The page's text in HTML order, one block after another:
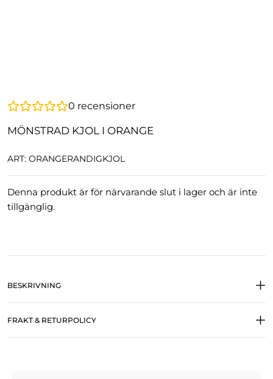
0 recensioner
MÖNSTRAD KJOL I ORANGE
ART: ORANGERANDIGKJOL
Denna produkt är för närvarande slut i lager och är inte
tillgänglig.
BESKRIVNING
FRAKT & RETURPOLICY